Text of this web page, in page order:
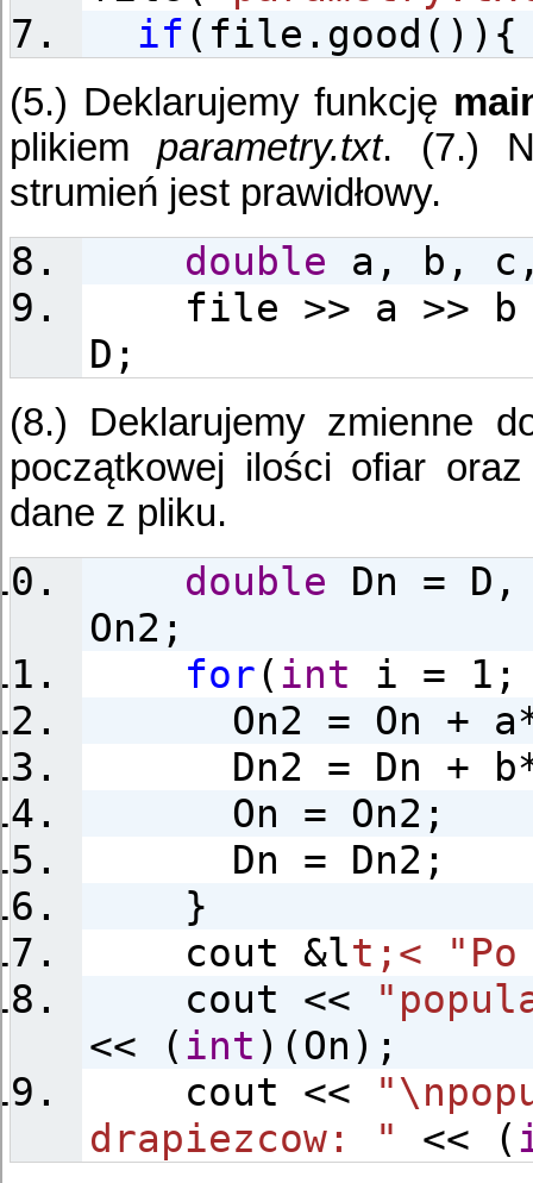
if (file.good()){
(5.) Deklarujemy funkcję
plikiemparametry.txt. (7.)
strumień jest prawidłowy.
double a, b,
file >> a >> b
D;
(8.) Deklarujemy zmienne
początkowej ilości ofiar
dane z pliku.
double Dn = D,
On2;
for( int i = 1;
On2 = On +
Dn2 = Dn +
On = On2;
Dn = Dn2;
}
cout &lt;< "Po
cout <<
<< ( int )(On);
cout <<
drapiezcow: "
<< (